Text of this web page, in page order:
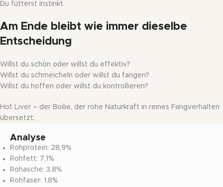
Du fütterst Instinkt.
Am Ende bleibt wie immer dieselbe
Entscheidung
Willst du schön oder willst du effektiv?
Willst du schmeicheln oder willst du fangen?
Willst du hoffen oder willst du kontrollieren?
Hot Liver – der Boilie, der rohe Naturkraft in reines Fangverhalten
übersetzt.
Analyse
Rohprotein: 28,9%
Rohfett: 7,1%
Rohasche: 3,8%
Rohfaser: 1,8%